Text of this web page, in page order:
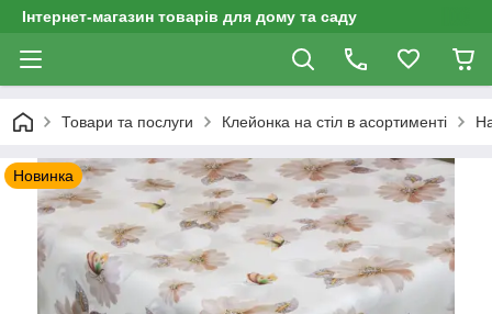
Інтернет-магазин товарів для дому та саду
Товари та послуги Клейонка на стіл в асортименті
Новинка